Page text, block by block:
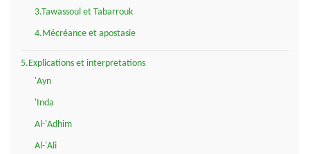
3.Tawassoul et Tabarrouk
4.Mécréance et apostasie
5.Explications et interpretations
'Ayn
'Inda
Al-'Adhim
Al-'Ali